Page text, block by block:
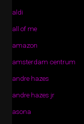
aldi
all of me
amazon
amsterdam centrum
andre hazes
andre hazes jr
asona